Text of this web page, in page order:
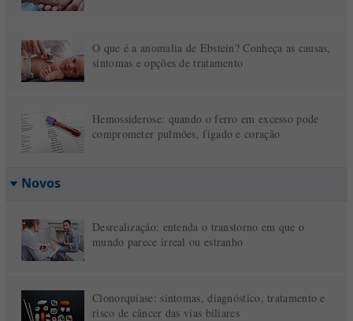
O que é a anomalia de Ebstein? Conheça as causas,
sintomas e opções de tratamento
Hemossiderose: quando o ferro em excesso pode
comprometer pulmões, fígado e coração
Novos
Desrealização: entenda o transtorno em que o
mundo parece irreal ou estranho
Clonorquíase: sintomas, diagnóstico, tratamento e
risco de câncer das vias biliares